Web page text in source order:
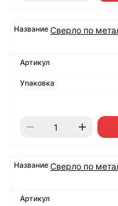
Сверло по
Сверло по